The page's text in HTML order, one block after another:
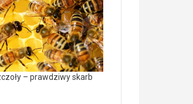
dofinansowaniem
ponad
15,6
mln
na
modernizację
oczyszczalni
ścieków
[wideo]– prawdziwy skarb